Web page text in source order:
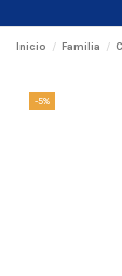
Inicio Familia
-5%